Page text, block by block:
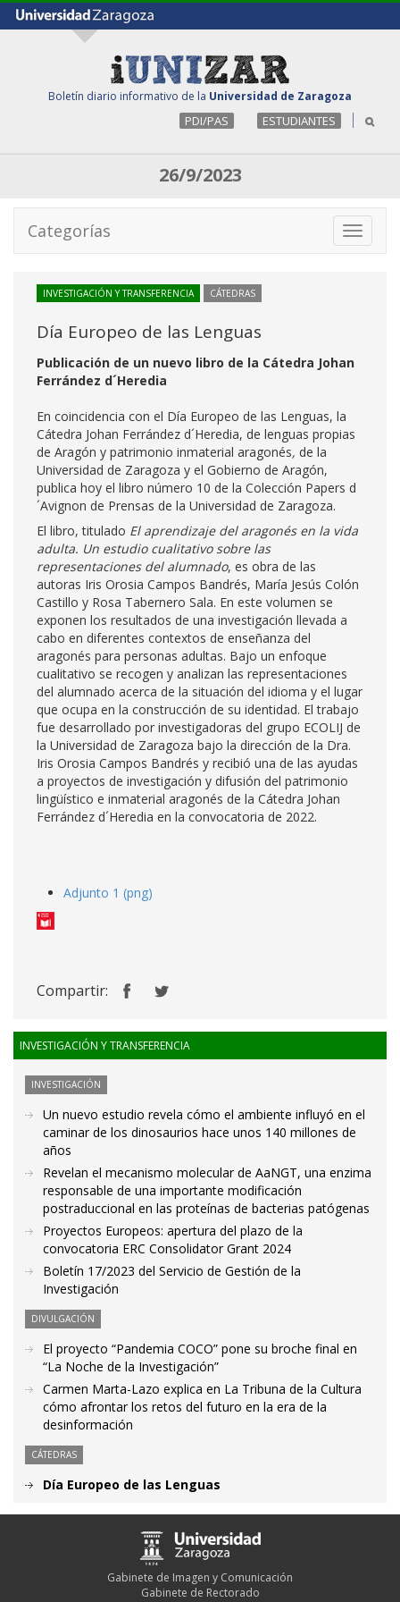
Boletín diario informativo de la Universidad de Zaragoza
PDI/PAS ESTUDIANTES
26/9/2023
Toggle
Categorías
INVESTIGACIÓN Y TRANSFERENCIA CÁTEDRAS
Día Europeo de las Lenguas
Publicación de un nuevo libro de la Cátedra Johan
Ferrández d´Heredia
En coincidencia con el Día Europeo de las Lenguas, la
Cátedra Johan Ferrández d´Heredia, de lenguas propias
de Aragón y patrimonio inmaterial aragonés, de la
Universidad de Zaragoza y el Gobierno de Aragón,
publica hoy el libro número 10 de la Colección Papers d
´Avignon de Prensas de la Universidad de Zaragoza.
El libro, titulado El aprendizaje del aragonés en la vida
adulta. Un estudio cualitativo sobre las
representaciones del alumnado, es obra de las
autoras Iris Orosia Campos Bandrés, María Jesús Colón
Castillo y Rosa Tabernero Sala. En este volumen se
exponen los resultados de una investigación llevada a
cabo en diferentes contextos de enseñanza del
aragonés para personas adultas. Bajo un enfoque
cualitativo se recogen y analizan las representaciones
del alumnado acerca de la situación del idioma y el lugar
que ocupa en la construcción de su identidad. El trabajo
fue desarrollado por investigadoras del grupo ECOLIJ de
la Universidad de Zaragoza bajo la dirección de la Dra.
Iris Orosia Campos Bandrés y recibió una de las ayudas
a proyectos de investigación y difusión del patrimonio
lingüístico e inmaterial aragonés de la Cátedra Johan
Ferrández d´Heredia en la convocatoria de 2022.
Adjunto 1 (png)
Compartir:
INVESTIGACIÓN Y TRANSFERENCIA
INVESTIGACIÓN
Un nuevo estudio revela cómo el ambiente influyó en el
caminar de los dinosaurios hace unos 140 millones de
años
Revelan el mecanismo molecular de AaNGT, una enzima
responsable de una importante modificación
postraduccional en las proteínas de bacterias patógenas
Proyectos Europeos: apertura del plazo de la
convocatoria ERC Consolidator Grant 2024
Boletín 17/2023 del Servicio de Gestión de la
Investigación
DIVULGACIÓN
El proyecto “Pandemia COCO” pone su broche final en
“La Noche de la Investigación”
Carmen Marta-Lazo explica en La Tribuna de la Cultura
cómo afrontar los retos del futuro en la era de la
desinformación
CÁTEDRAS
Día Europeo de las Lenguas
Gabinete de Imagen y Comunicación
Gabinete de Rectorado